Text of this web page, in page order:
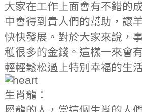
大家在工作上面會有不錯的
中會得到貴人們的幫助，讓
快快發展。對於大家來說，
穫很多的金錢。這樣一來會
輕輕鬆松過上特別幸福的生
生肖龍：